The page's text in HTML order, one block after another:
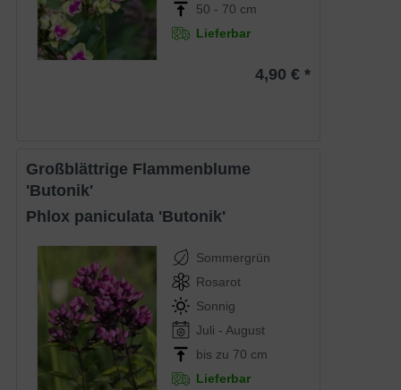
50 - 70 cm
Lieferbar
4,90 € *
Großblättrige Flammenblume
'Butonik'
Phlox paniculata 'Butonik'
Sommergrün
Rosarot
Sonnig
Juli - August
bis zu 70 cm
Lieferbar